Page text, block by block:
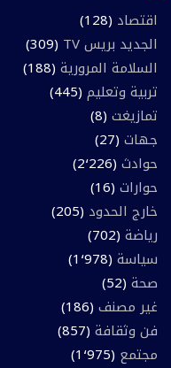
اقتصاد (128)
الجديد بريس TV
(309)
السلامة المرورية (188)
تربية وتعليم (445)
تمازيغت (8)
جهات (27)
حوادث (2٬226)
حوارات (16)
خارج الحدود (205)
رياضة (702)
سياسة (1٬978)
صحة (52)
غير مصنف (186)
فن وثقافة (857)
مجتمع (1٬975)